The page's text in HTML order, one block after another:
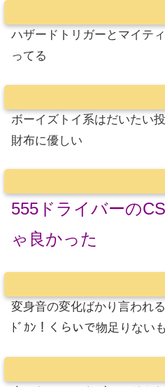
ハザードトリガーとマイテ
ってる
ボーイズトイ系はだいたい
財布に優しい
555ドライバーの
ゃ良かった
変身音の変化ばかり言われ
ﾄﾞｶﾝ！くらいで物足りない